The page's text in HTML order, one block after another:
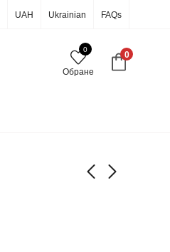
UAH Ukrainian FAQs
0
Обране
0